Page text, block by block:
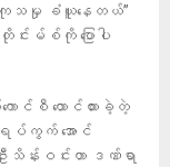
းကုသမှု ခံယူနေတယ်”
းမ်စ်ကို ပြောပါ
င်စီ ထောင်ထားခဲ့တဲ့
ရပ်ကွက် အောင်
န်းဝင်းဟာ ဒဏ်ရာ